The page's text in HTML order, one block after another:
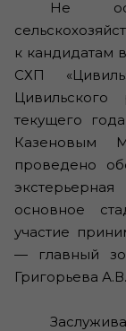
Не
к кандидатам
СХП
текущего
проведено
основное
участие
— главный
Григорьева